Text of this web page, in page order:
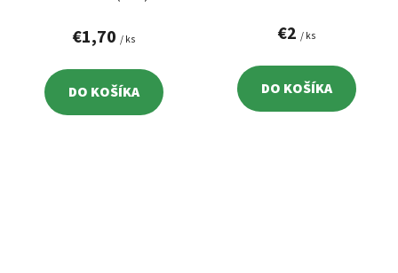
PR.6MM
€1,70 / ks
DO KOŠÍKA
€2 / ks
DO KOŠÍKA